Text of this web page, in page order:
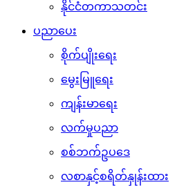
နိုင်ငံတကာသတင်း
ပညာပေး
စိုက်ပျိုးရေး
မွေးမြူရေး
ကျန်းမာရေး
လက်မှုပညာ
စစ်ဘက်ဥပဒေ
လစာနှင့်စရိတ်နှုန်းထား